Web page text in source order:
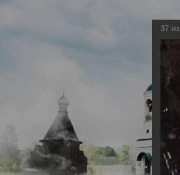
37 из